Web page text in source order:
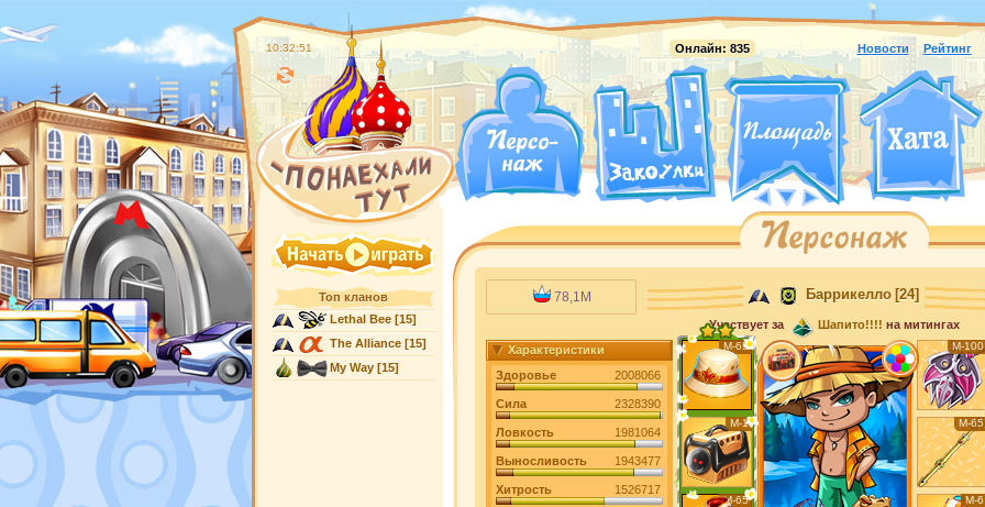
Онлайн: 835 Новости Рейтинг
10:32:52
Топ кланов
Lethal Bee[15]
The Alliance[15]
My Way[15]
Баррикелло [24]
Участвует за Шапито!!!! на митингах
78,1M
Характеристики
Здоровье
2008066
Сила 2328390
Ловкость 1981064
Выносливость 1943477
Хитрость 1526717
М-65 М-100
М-1
М-65
М-65
М-6